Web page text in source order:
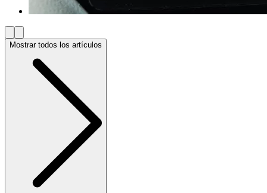
Mostrar todos los artículos